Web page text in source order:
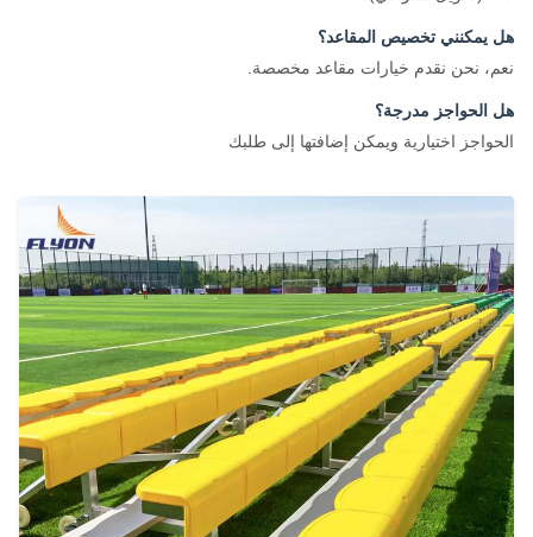
هل يمكنني تخصيص المقاعد؟
نعم، نحن نقدم خيارات مقاعد مخصصة.
هل الحواجز مدرجة؟
الحواجز اختيارية ويمكن إضافتها إلى طلبك